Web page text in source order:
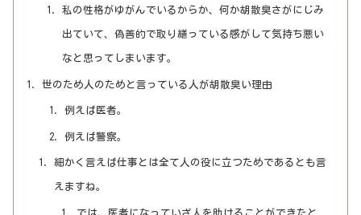
私の性格がゆがんでいるからか、何か胡散臭さがにじみ
出ていて、偽善的で取り繕っている感がして気持ち悪い
なと思ってしまいます。
世のため人のためと言っている人が胡散臭い理由
例えば医者。
例えば警察。
細かく言えば仕事とは全て人の役に立つためであるとも言
えますね。
では、医者になっていざ人を助けることができたと